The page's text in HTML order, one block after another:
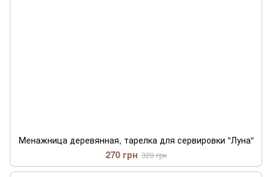
Менажница деревянная, тарелка для сервировки "Луна"
270 грн 320 грн